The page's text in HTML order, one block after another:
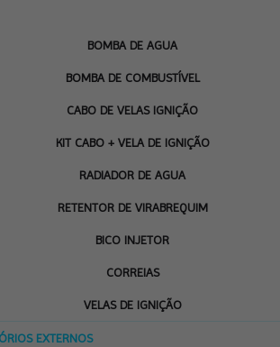
BOMBA DE AGUA
BOMBA DE COMBUSTÍVEL
CABO DE VELAS IGNIÇÃO
KIT CABO + VELA DE IGNIÇÃO
RADIADOR DE AGUA
RETENTOR DE VIRABREQUIM
BICO INJETOR
CORREIAS
VELAS DE IGNIÇÃO
EXTERNOS